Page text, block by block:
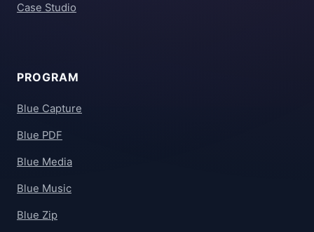
Case Studio
PROGRAM
Blue Capture
Blue PDF
Blue Media
Blue Music
Blue Zip